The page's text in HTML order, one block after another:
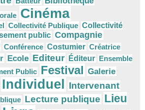
Cinéma
Collectivité Publique Collectivité
public Compagnie
Conférence Costumier Créatrice
Ecole Editeur Éditeur Ensemble
Public Festival Galerie
Individuel Intervenant
Lecture publique Lieu